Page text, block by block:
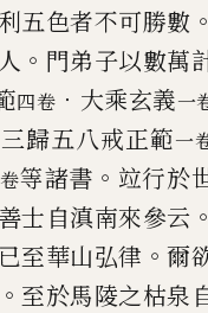
五色者不可勝數 。
。 門弟子以數萬
四卷 ． 大乘玄義一
三歸五八戒正範一
等諸書 。 竝行於
士自滇南來參云 。
已至華山弘律 。爾
。 至於馬陵之枯泉